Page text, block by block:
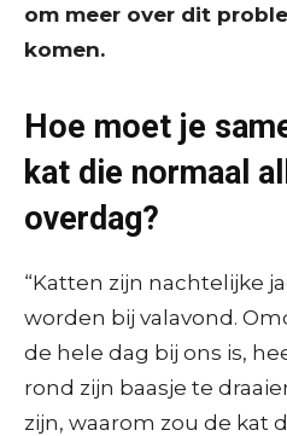
om meer over dit
komen.
Hoe moet je
kat die normaal
overdag?
“Katten zijn nachtelijke
worden bij valavond.
de hele dag bij ons is,
rond zijn baasje te
zijn, waarom zou de kat